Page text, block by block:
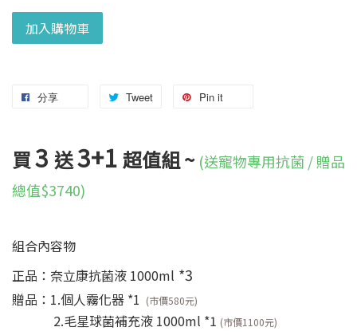
加入購物車
分享 Tweet Pin it
買3 送3+1 超值組 ~ (送寵物專用抗菌 / 贈品
總值$3740)
組合內容物
正品：奈立康抗菌液 1000ml *3
贈品：1.個人霧化器 *1 (市價580元)
2.毛星球菌補充液 1000ml *1 (市價1100元)